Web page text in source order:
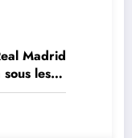
Madrid
les